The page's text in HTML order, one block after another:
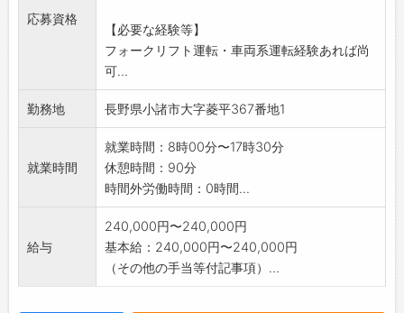
槽清掃
(男性用・女性用浴場の清掃)を行います。
*作業指導有り、お気軽にお問合せください。
【変更範囲】会社が定める業務
応募資格
【必要な経験等】
フォークリフト運転・車両系運転経験あれば尚
可...
勤務地 長野県小諸市大字菱平367番地1
就業時間
就業時間：8時00分〜17時30分
休憩時間：90分
時間外労働時間：0時間...
給与
240,000円〜240,000円
基本給：240,000円〜240,000円
（その他の手当等付記事項）...